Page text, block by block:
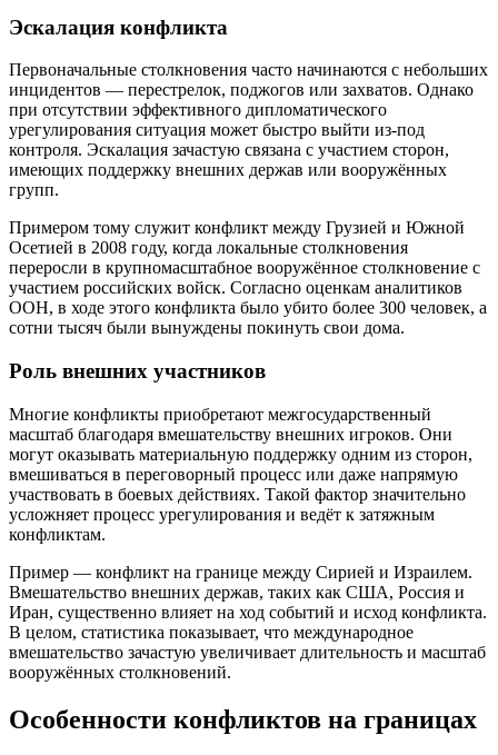
Эскалация конфликта
Первоначальные столкновения часто начинаются с небольших
инцидентов — перестрелок, поджогов или захватов. Однако
при отсутствии эффективного дипломатического
урегулирования ситуация может быстро выйти из-под
контроля. Эскалация зачастую связана с участием сторон,
имеющих поддержку внешних держав или вооружённых
групп.
Примером тому служит конфликт между Грузией и Южной
Осетией в 2008 году, когда локальные столкновения
переросли в крупномасштабное вооружённое столкновение с
участием российских войск. Согласно оценкам аналитиков
ООН, в ходе этого конфликта было убито более 300 человек, а
сотни тысяч были вынуждены покинуть свои дома.
Роль внешних участников
Многие конфликты приобретают межгосударственный
масштаб благодаря вмешательству внешних игроков. Они
могут оказывать материальную поддержку одним из сторон,
вмешиваться в переговорный процесс или даже напрямую
участвовать в боевых действиях. Такой фактор значительно
усложняет процесс урегулирования и ведёт к затяжным
конфликтам.
Пример — конфликт на границе между Сирией и Израилем.
Вмешательство внешних держав, таких как США, Россия и
Иран, существенно влияет на ход событий и исход конфликта.
В целом, статистика показывает, что международное
вмешательство зачастую увеличивает длительность и масштаб
вооружённых столкновений.
Особенности конфликтов на границах